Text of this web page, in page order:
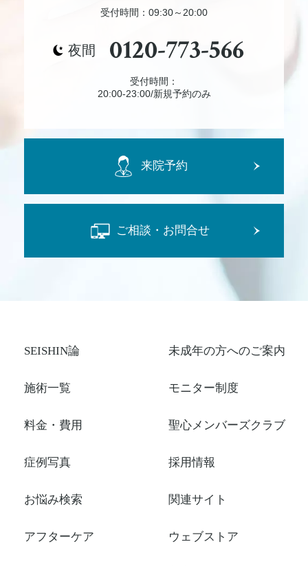
受付時間：09:30～20:00
夜間 0120-773-566
受付時間：
20:00-23:00/新規予約のみ
来院予約
ご相談・お問合せ
SEISHIN論
施術一覧
料金・費用
症例写真
お悩み検索
アフターケア
未成年の方へのご案内
モニター制度
聖心メンバーズクラブ
採用情報
関連サイト
ウェブストア